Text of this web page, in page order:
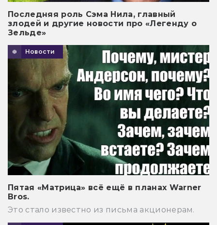
Последняя роль Сэма Нила, главный
злодей и другие новости про «Легенду о
Зельде»
Новости
Пятая «Матрица» всё ещё в планах Warner
Bros.
Это стало известно из письма акционерам.